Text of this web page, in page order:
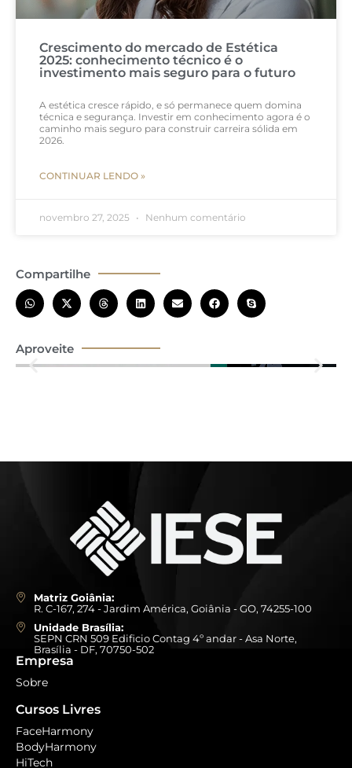
Crescimento do mercado de Estética
2025: conhecimento técnico é o
investimento mais seguro para o futuro
A estética cresce rápido, e só permanece quem domina
técnica e segurança. Investir em conhecimento agora é o
caminho mais seguro para construir carreira sólida em
2026.
CONTINUAR LENDO »
novembro 27, 2025 Nenhum comentário
Compartilhe
Aproveite
Matriz Goiânia:
R. C-167, 274 - Jardim América, Goiânia - GO, 74255-100
Unidade Brasília:
SEPN CRN 509 Edificio Contag 4º andar - Asa Norte,
Brasília - DF, 70750-502
Empresa
Sobre
Cursos Livres
FaceHarmony
BodyHarmony
HiTech